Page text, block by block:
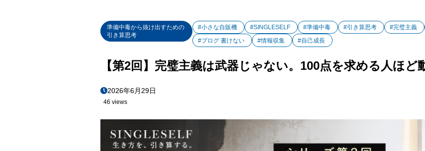
準備中毒から抜け出すための
引き算思考
#小さな自販機 #SINGLESELF #準備中毒 #引き算思考 #完璧主義
#ブログ 書けない
#情報収集 #自己成長
【第2回】完璧主義は武器じゃない。100点を求める人ほど
2026年6月29日
46 views